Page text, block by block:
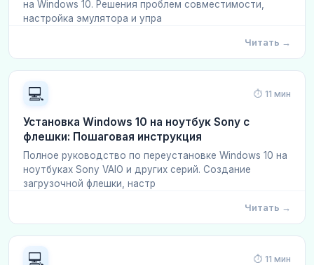
на Windows 10. Решения проблем совместимости,
настройка эмулятора и упра
Читать →
💻 ⏱ 11 мин
Установка Windows 10 на ноутбук Sony с
флешки: Пошаговая инструкция
Полное руководство по переустановке Windows 10 на
ноутбуках Sony VAIO и других серий. Создание
загрузочной флешки, настр
Читать →
💻 ⏱ 11 мин